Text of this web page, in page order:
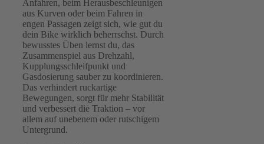
Anfahren, beim Herausbeschleunigen
aus Kurven oder beim Fahren in
engen Passagen zeigt sich, wie gut du
dein Bike wirklich beherrschst. Durch
bewusstes Üben lernst du, das
Zusammenspiel aus Drehzahl,
Kupplungsschleifpunkt und
Gasdosierung sauber zu koordinieren.
Das verhindert ruckartige
Bewegungen, sorgt für mehr Stabilität
und verbessert die Traktion – vor
allem auf unebenem oder rutschigem
Untergrund.